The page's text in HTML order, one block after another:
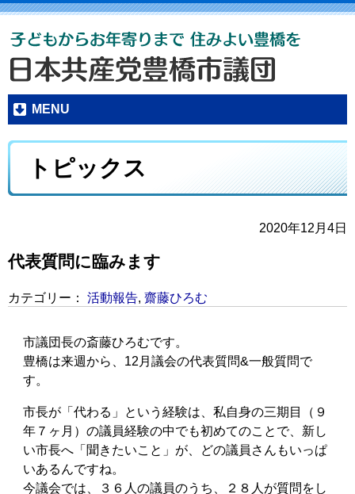
MENU
トピックス
2020年12月4日
代表質問に臨みます
カテゴリー： 活動報告, 齋藤ひろむ
市議団長の斎藤ひろむです。
豊橋は来週から、12月議会の代表質問&一般質問で
す。
市長が「代わる」という経験は、私自身の三期目（９
年７ヶ月）の議員経験の中でも初めてのことで、新し
い市長へ「聞きたいこと」が、どの議員さんもいっぱ
いあるんですね。
今議会では、３６人の議員のうち、２８人が質問をし